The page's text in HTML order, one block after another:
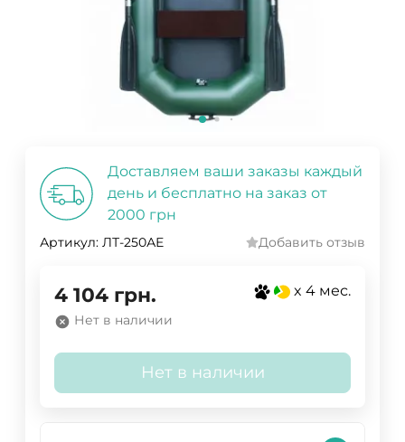
Доставляем ваши заказы каждый
день и бесплатно на заказ от
2000 грн
Артикул: ЛТ-250АЕ Добавить отзыв
4 104 грн. x 4 мес.
Нет в наличии
Нет в наличии